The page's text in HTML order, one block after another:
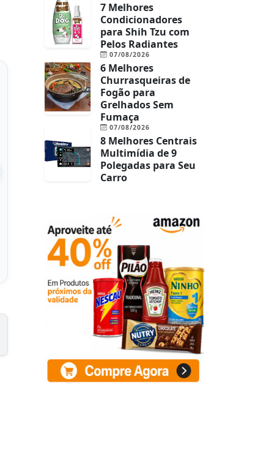
7 Melhores
Condicionadores
para Shih Tzu com
Pelos Radiantes
07/08/2026
6 Melhores
Churrasqueiras de
Fogão para
Grelhados Sem
Fumaça
07/08/2026
8 Melhores Centrais
Multimídia de 9
Polegadas para Seu
Carro